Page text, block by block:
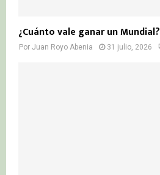
¿Cuánto vale ganar un Mundial?
Por Juan Royo Abenia 31 julio, 2026